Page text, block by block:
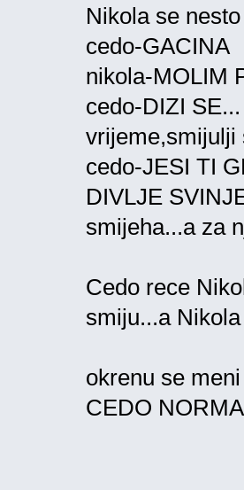
Nikola se
cedo-GACINA
nikola-MOLIM
cedo-DIZI
vrijeme,smijulji
cedo-JESI TI
DIVLJE
smijeha...a za
Cedo rece
smiju...a
okrenu se
CEDO